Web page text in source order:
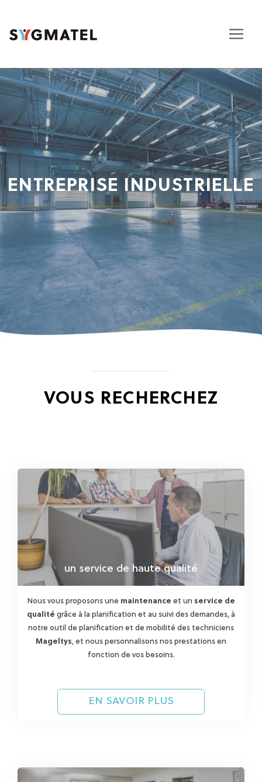
ENTREPRISE INDUSTRIELLE
VOUS RECHERCHEZ
un service de haute qualité
Nous vous proposons une maintenance et un service de
qualité grâce à la planification et au suivi des demandes, à
notre outil de planification et de mobilité des techniciens
Mageltys, et nous personnalisons nos prestations en
fonction de vos besoins.
EN SAVOIR PLUS